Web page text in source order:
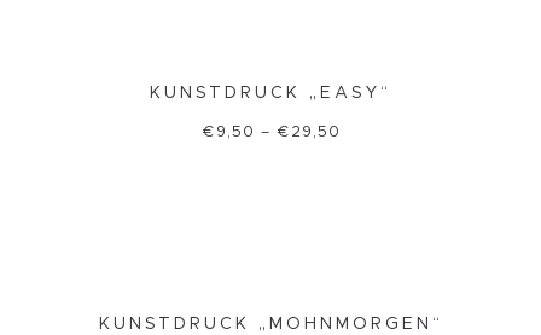
KUNSTDRUCK „EASY“
€ 9,50 – € 29,50
KUNSTDRUCK „MOHNMORGEN“